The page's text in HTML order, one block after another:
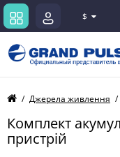
$
Джерела живлення
Комплект
пристрій